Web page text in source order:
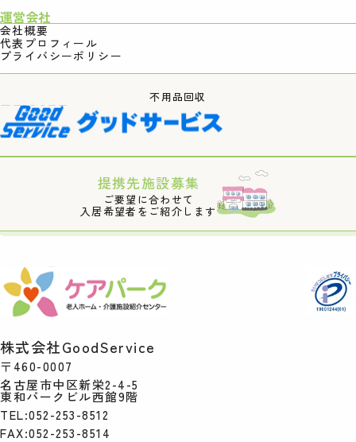
株式会社GoodService
〒460-0007
名古屋市中区新栄2-4-5
東和パークビル西館9階
TEL:052-253-8512
FAX:052-253-8514
運営会社
会社概要
代表プロフィール
プライバシーポリシー
不用品回収
提携先施設募集
ご要望に合わせて
入居希望者をご紹介します